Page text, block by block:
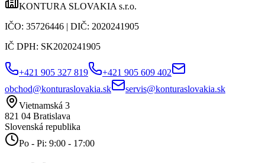
KONTURA SLOVAKIA s.r.o.
IČO: 35726446 | DIČ: 2020241905
IČ DPH: SK2020241905
+421 905 327 819
+421 905 609 402
obchod@konturaslovakia.sk
servis@konturaslovakia.sk
Vietnamská 3
821 04 Bratislava
Slovenská republika
Po - Pi: 9:00 - 17:00